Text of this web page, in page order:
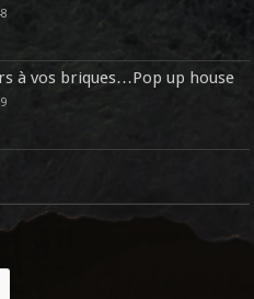
à vos briques…Pop up house